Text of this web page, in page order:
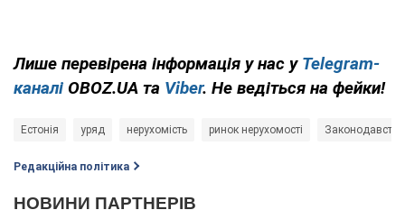
Лише перевірена інформація у нас у Telegram-
каналі OBOZ.UA та Viber. Не ведіться на фейки!
Естонія уряд нерухомість ринок нерухомості Законодавство
Редакційна політика